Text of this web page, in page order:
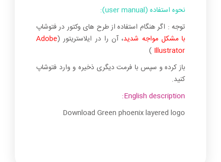
نحوه استفاده (user manual):
توجه : اگر هنگام استفاده از طرح های وکتور در فتوشاپ
با مشکل مواجه شدید، آن را در ایلاستریتور (Adobe
Illustrator
)
باز کرده و سپس با فرمت دیگری ذخیره و وارد فتوشاپ
کنید.
English description:
Download Green phoenix layered logo